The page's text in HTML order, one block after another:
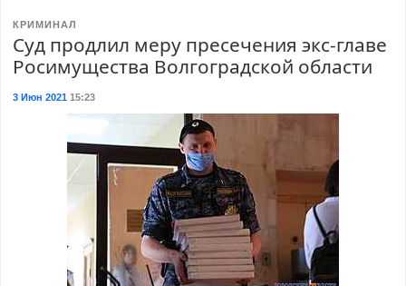
КРИМИНАЛ
Суд продлил меру пресечения экс-главе
Росимущества Волгоградской области
3 Июн 202115:23